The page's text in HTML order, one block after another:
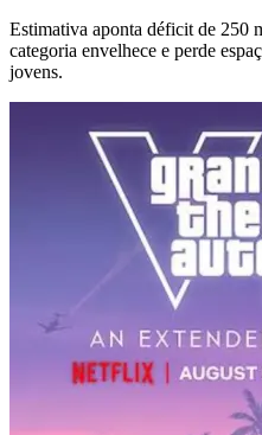
Estimativa aponta déficit de 250
categoria envelhece e perde
jovens.